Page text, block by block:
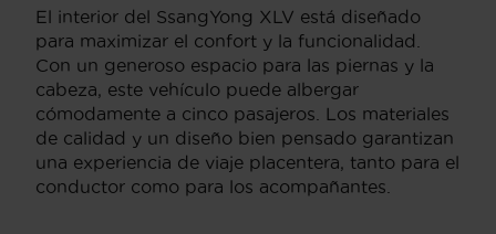
El interior del SsangYong XLV está diseñado
para maximizar el confort y la funcionalidad.
Con un generoso espacio para las piernas y la
cabeza, este vehículo puede albergar
cómodamente a cinco pasajeros. Los materiales
de calidad y un diseño bien pensado garantizan
una experiencia de viaje placentera, tanto para el
conductor como para los acompañantes.